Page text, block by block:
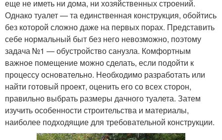
еще не иметь ни дома, ни хозяйственных строений.
Однако туалет — та единственная конструкция, обойтись
без которой сложно даже на первых порах. Представить
себе нормальный быт без него невозможно, поэтому
задача №1 — обустройство санузла. Комфортным
важное помещение можно сделать, если подойти к
процессу основательно. Необходимо разработать или
найти готовый проект, оценить его со всех сторон,
правильно выбрать размеры дачного туалета. Затем
изучить особенности строительства и материалы,
наиболее подходящие для требовательной конструкции.